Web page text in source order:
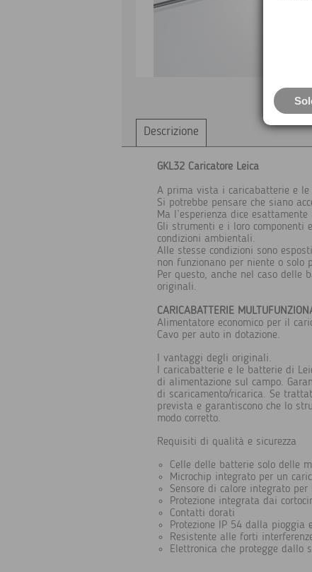
Descrizione
GKL32 Caricatore Leica
A prima vista i caricabatterie e le
Si potrebbe pensare che siano
Ma l’esperienza dice
Gli strumenti e i loro componenti
condizioni ambientali.
Alle stesse condizioni sono
non funzionano per niente o solo
Per questo, anche nel caso
originali.
CARICABATTERIE
Alimentatore economico per il
Cavo per auto in dotazione.
I vantaggi degli originali.
I caricabatterie e le batterie di
di alimentazione sul campo.
di scaricamento/ricarica. Se
prevista e garantiscono che lo
modo corretto.
Requisiti di qualità e sicurezza
Celle delle batterie solo delle
Microchip integrato per un
Sensore di calore integrato
Protezione integrata dai
Contatti dorati
Protezione IP 54 dalla pioggia
Resistente alle forti
Elettronica che protegge dallo